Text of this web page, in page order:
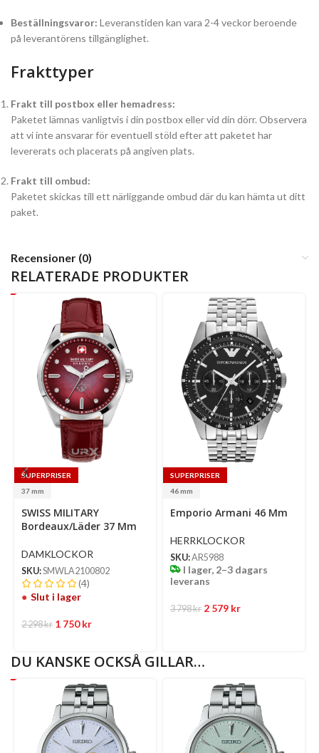
Beställningsvaror: Leveranstiden kan vara 2-4 veckor beroende
på leverantörens tillgänglighet.
Frakttyper
Frakt till postbox eller hemadress:
Paketet lämnas vanligtvis i din postbox eller vid din dörr. Observera
att vi inte ansvarar för eventuell stöld efter att paketet har
levererats och placerats på angiven plats.
Frakt till ombud:
Paketet skickas till ett närliggande ombud där du kan hämta ut ditt
paket.
Recensioner (0)
RELATERADE PRODUKTER
SUPERPRISER
37 mm
SWISS MILITARY
Bordeaux/Läder 37 Mm
DAMKLOCKOR
SKU:SMWLA2100802
(4)
Slut i lager
2 298kr 1 750kr
SUPERPRISER
46 mm
options
Emporio Armani 46 Mm
HERRKLOCKOR
SKU:AR5988
I lager, 2–3 dagars
leverans
3 798kr 2 579 kr
DU KANSKE OCKSÅ GILLAR…